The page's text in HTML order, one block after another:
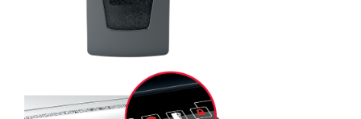
Sport si accesorii outdoor
Sport, jocuri si accesorii
Plaja si relaxare